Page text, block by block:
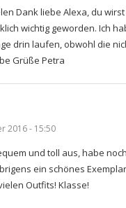
Dank liebe Alexa, du
wichtig geworden. Ich
drin laufen, obwohl die
Grüße Petra
2016 - 15:50
und toll aus, habe
ein schönes
Outfits! Klasse!